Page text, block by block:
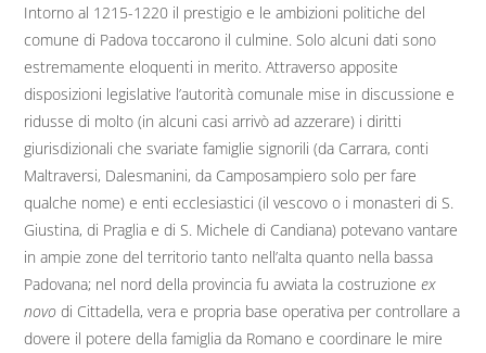
Intorno al 1215-1220 il prestigio e le ambizioni politiche del
comune di Padova toccarono il culmine. Solo alcuni dati sono
estremamente eloquenti in merito. Attraverso apposite
disposizioni legislative l’autorità comunale mise in discussione e
ridusse di molto (in alcuni casi arrivò ad azzerare) i diritti
giurisdizionali che svariate famiglie signorili (da Carrara, conti
Maltraversi, Dalesmanini, da Camposampiero solo per fare
qualche nome) e enti ecclesiastici (il vescovo o i monasteri di S.
Giustina, di Praglia e di S. Michele di Candiana) potevano vantare
in ampie zone del territorio tanto nell’alta quanto nella bassa
Padovana; nel nord della provincia fu avviata la costruzioneex
novo di Cittadella, vera e propria base operativa per controllare a
dovere il potere della famiglia da Romano e coordinare le mire